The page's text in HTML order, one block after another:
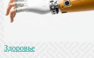
Здоровье